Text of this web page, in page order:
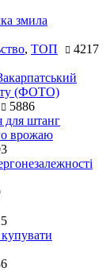
змила
, ТОП 4217
(ФОТО)
5886
для штанг
врожаю